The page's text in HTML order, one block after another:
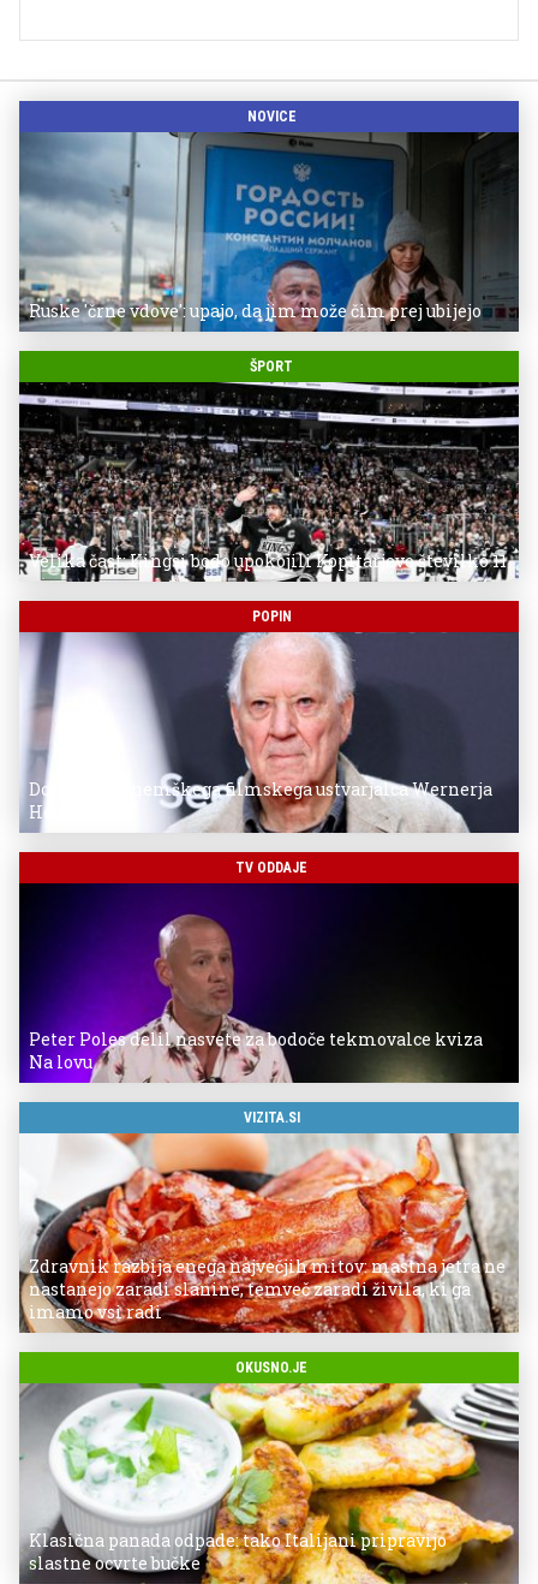
NOVICE
Ruske 'črne vdove': upajo, da jim može čim prej ubijejo
ŠPORT
Velika čast: Kingsi bodo upokojili Kopitarjevo številko 11
POPIN
Donostia za nemškega filmskega ustvarjalca Wernerja
Herzoga
TV ODDAJE
Peter Poles delil nasvete za bodoče tekmovalce kviza
Na lovu
VIZITA.SI
Zdravnik razbija enega največjih mitov: mastna jetra ne
nastanejo zaradi slanine, temveč zaradi živila, ki ga
imamo vsi radi
OKUSNO.JE
Klasična panada odpade: tako Italijani pripravijo
slastne ocvrte bučke